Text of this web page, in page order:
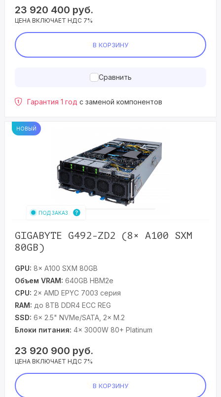
23 920 400 руб.
ЦЕНА ВКЛЮЧАЕТ НДС 7%
В КОРЗИНУ
Сравнить
Гарантия 1 год с заменой компонентов
НОВЫЙ
ПОД ЗАКАЗ
GIGABYTE G492-ZD2 (8× A100 SXM
80GB)
GPU: 8× A100 SXM 80GB
Объем VRAM: 640GB HBM2e
CPU: 2× AMD EPYC 7003 серия
RAM: до 8TB DDR4 ECC REG
SSD: 6× 2.5" NVMe/SATA, 2× M.2
Блоки питания: 4× 3000W 80+ Platinum
23 920 900 руб.
ЦЕНА ВКЛЮЧАЕТ НДС 7%
В КОРЗИНУ